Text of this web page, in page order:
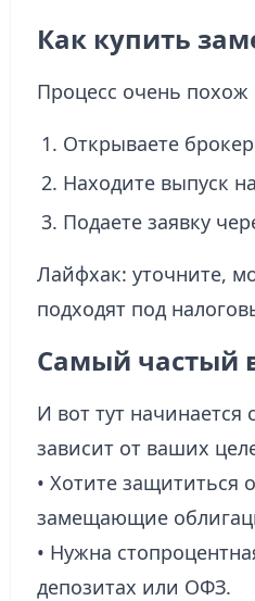
Как купить
Процесс очень
Открываете
Находите выпуск
Подаете заявку
Лайфхак: уточните,
подходят под
Самый частый
И вот тут начинается
зависит от ваших
• Хотите защититься
замещающие
• Нужна
депозитах или ОФЗ.